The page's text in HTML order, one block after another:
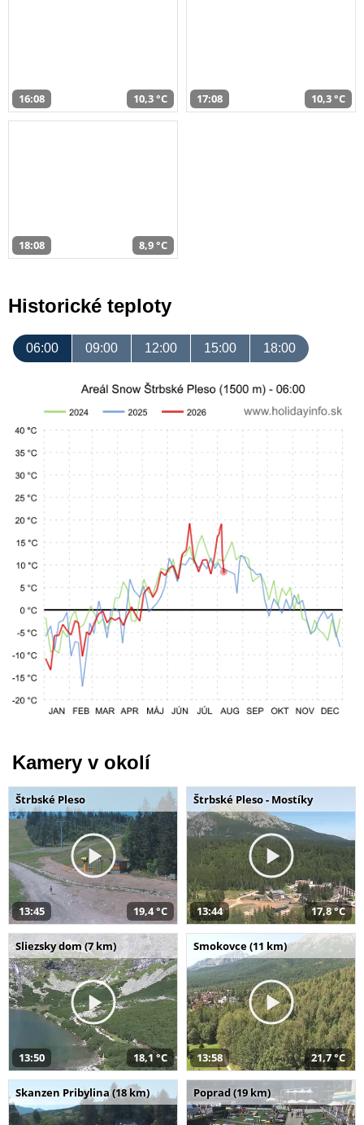
16:08 10,3 °C 17:08 10,3 °C
18:08 8,9 °C
Historické teploty
06:00 09:00 12:00 15:00 18:00
Kamery v okolí
Štrbské Pleso
13:45 19,4 °C
Štrbské Pleso - Mostíky
13:44 17,8 °C
Sliezsky dom (7 km)
13:50 18,1 °C
Smokovce (11 km)
13:58 21,7 °C
Skanzen Pribylina (18 km) Poprad (19 km)